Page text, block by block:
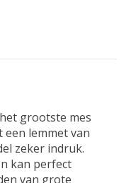
grootste mes
een lemmet van
zeker indruk.
kan perfect
van grote